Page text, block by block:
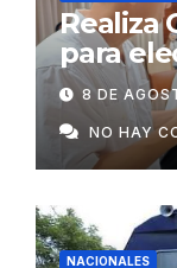
Realiza
para
rurales
centros
8 DE
NO HAY
NACIONALES